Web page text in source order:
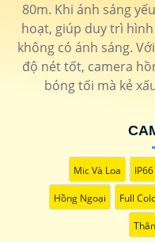
80m. Khi ánh sáng
hoạt, giúp duy trì
không có ánh sáng.
độ nét tốt, camera
bóng tối mà kẻ
Mic Và Loa IP66
Hồng Ngoại Full
Thân